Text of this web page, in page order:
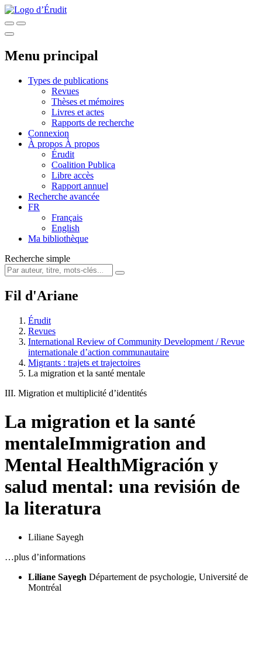
Menu principal
Types de publications
Revues
Thèses et mémoires
Livres et actes
Rapports de recherche
Connexion
À propos À propos
Érudit
Coalition Publica
Libre accès
Rapport annuel
Recherche avancée
FR
Français
English
Ma bibliothèque
Recherche simple
Fil d'Ariane
Érudit
Revues
International Review of Community Development / Revue
internationale d’action communautaire
Migrants : trajets et trajectoires
La migration et la santé mentale
III. Migration et multiplicité d’identités
La migration et la santé
mentaleImmigration and
Mental HealthMigración y
salud mental: una revisión de
la literatura
Liliane Sayegh
…plus d’informations
Liliane Sayegh Département de psychologie, Université de
Montréal